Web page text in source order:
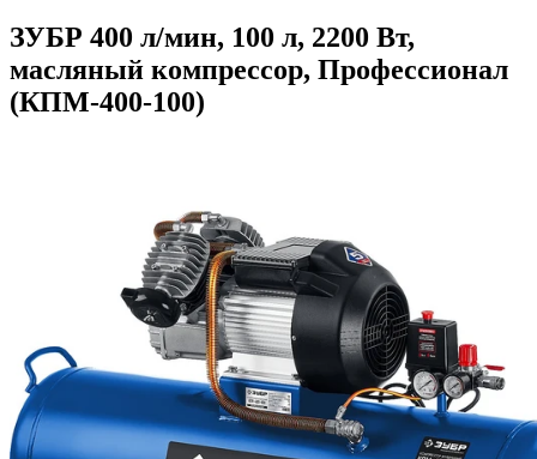
ЗУБР 400 л/мин, 100 л, 2200 Вт,
масляный компрессор, Профессионал
(КПМ-400-100)